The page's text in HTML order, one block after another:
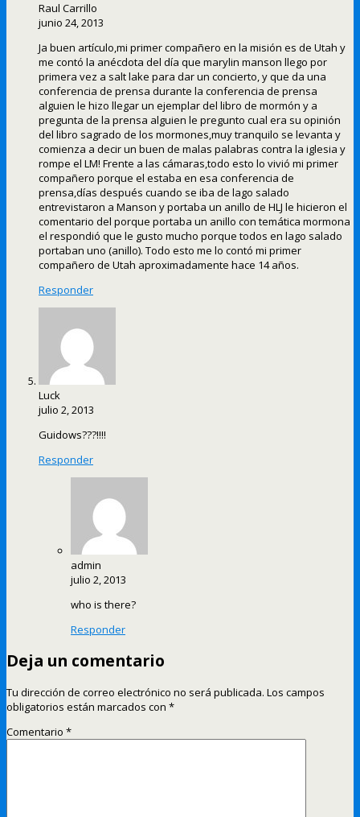
Raul Carrillo
junio 24, 2013
Ja buen artículo,mi primer compañero en la misión es de Utah y
me contó la anécdota del día que marylin manson llego por
primera vez a salt lake para dar un concierto, y que da una
conferencia de prensa durante la conferencia de prensa
alguien le hizo llegar un ejemplar del libro de mormón y a
pregunta de la prensa alguien le pregunto cual era su opinión
del libro sagrado de los mormones,muy tranquilo se levanta y
comienza a decir un buen de malas palabras contra la iglesia y
rompe el LM! Frente a las cámaras,todo esto lo vivió mi primer
compañero porque el estaba en esa conferencia de
prensa,días después cuando se iba de lago salado
entrevistaron a Manson y portaba un anillo de HLJ le hicieron el
comentario del porque portaba un anillo con temática mormona
el respondió que le gusto mucho porque todos en lago salado
portaban uno (anillo). Todo esto me lo contó mi primer
compañero de Utah aproximadamente hace 14 años.
Responder
Luck
julio 2, 2013
Guidows???!!!!
Responder
admin
julio 2, 2013
who is there?
Responder
Deja un comentario
Tu dirección de correo electrónico no será publicada. Los campos
obligatorios están marcados con *
Comentario *